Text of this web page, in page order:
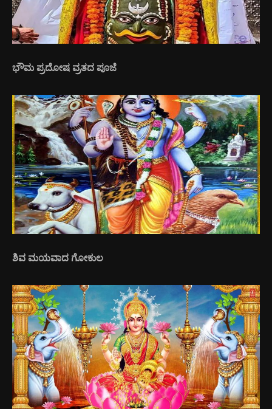
ಭೌಮ ಪ್ರದೋಷ ವ್ರತದ ಪೂಜೆ
ಶಿವ ಮಯವಾದ ಗೋಕುಲ